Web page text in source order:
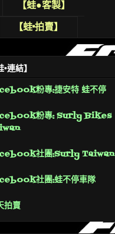
【蛙●客製】
【蛙•拍賣】
•連結】
粉專:捷安特 蛙不停
粉專: Surly Bikes
社團:Surly Taiwan
社團:蛙不停車隊
拍賣